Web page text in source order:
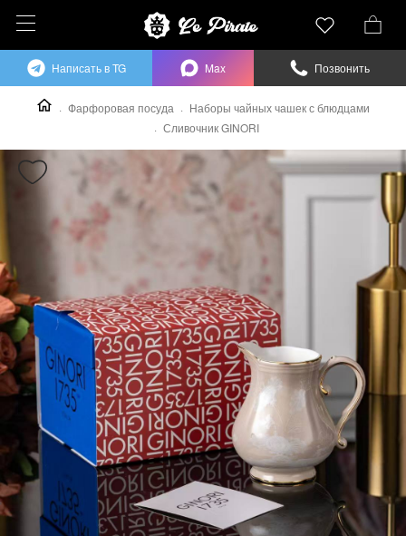
Фарфоровая посуда
Наборы чайных чашек с блюдцами
Сливочник GINORI
Написать в TG Max Позвонить